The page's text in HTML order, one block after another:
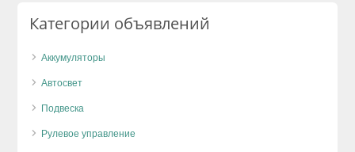
Категории объявлений
Аккумуляторы
Автосвет
Подвеска
Рулевое управление